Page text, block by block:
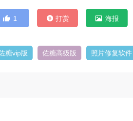
1 打赏 海报
糖vip版 佐糖高级版 照片修复软件